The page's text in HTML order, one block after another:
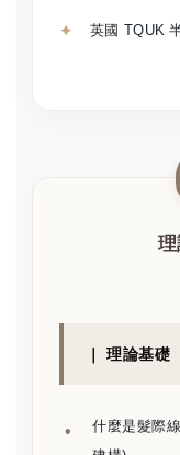
英國 TQUK
｜ 理論基礎
什麼是髮際